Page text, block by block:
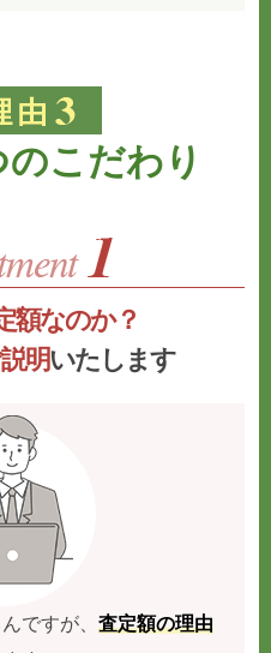
こだわり
額なのか？
明いたします
ですが、査定額の理由